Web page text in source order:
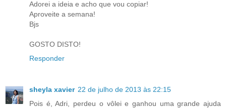
Adorei a ideia e acho que vou copiar!
Aproveite a semana!
Bjs
GOSTO DISTO!
Responder
sheyla xavier 22 de julho de 2013 às 22:15
Pois é, Adri, perdeu o vôlei e ganhou uma grande ajuda